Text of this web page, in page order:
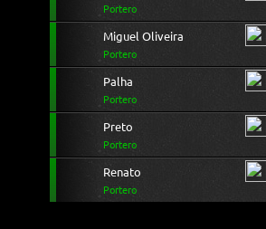
Portero
Miguel Oliveira
Portero
Palha
Portero
Preto
Portero
Renato
Portero